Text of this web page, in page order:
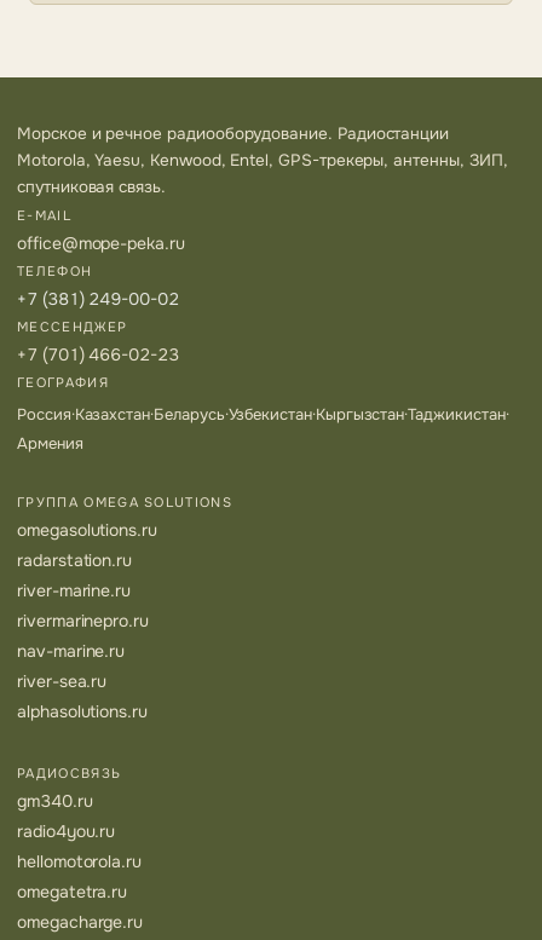
Морское и речное радиооборудование. Радиостанции
Motorola, Yaesu, Kenwood, Entel, GPS-трекеры, антенны, ЗИП,
спутниковая связь.
E-MAIL
office@mope-peka.ru
ТЕЛЕФОН
+7 (381) 249-00-02
МЕССЕНДЖЕР
+7 (701) 466-02-23
ГЕОГРАФИЯ
Россия·Казахстан·Беларусь·Узбекистан·Кыргызстан·Таджикистан·
Армения
ГРУППА OMEGA SOLUTIONS
omegasolutions.ru
radarstation.ru
river-marine.ru
rivermarinepro.ru
nav-marine.ru
river-sea.ru
alphasolutions.ru
РАДИОСВЯЗЬ
gm340.ru
radio4you.ru
hellomotorola.ru
omegatetra.ru
omegacharge.ru